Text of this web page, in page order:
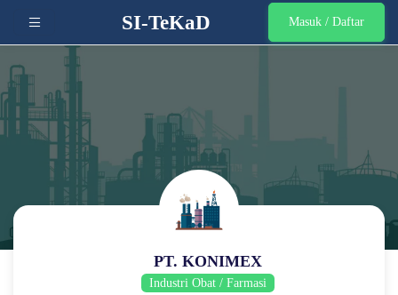
SI-TeKaD Masuk / Daftar
PT. KONIMEX
Industri Obat / Farmasi